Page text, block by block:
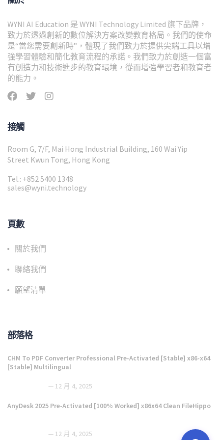
WYNI AI Education 是 WYNI Technology Limited 旗下品牌，
致力於透過創新的數位解決方案改變教育格局。我們的使命
是“當您需要創新時”，體現了我們致力於提供尖端工具以增
強學習體驗和簡化教育流程的承諾。我們致力於創造一個富
有創造力和技術進步的教育環境，從而增強學習者和教育者
的能力。
接觸
Room G, 7/F, Mai Hong Industrial Building, 160 Wai Yip
Street Kwun Tong, Hong Kong
Tel.: +852 5400 1348
sales@wyni.technology
頁數
關於我們
聯絡我們
願望清單
部落格
CHM To PDF Converter Professional Pre-Activated [Stable] x86-x64
[Stable] Multilingual
12 月 4, 2025
AnyDesk 2025 Pre-Activated [100% Worked] x86x64 Clean FileHippo
12 月 4, 2025